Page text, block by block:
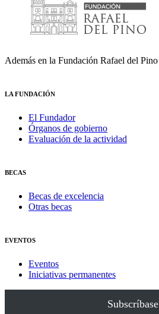
Además en la Fundación Rafael del Pino
LA FUNDACIÓN
El Fundador
Órganos de gobierno
Evaluación de la actividad
BECAS
Becas de excelencia
Otras becas
EVENTOS
Eventos
Iniciativas permanentes
Subscríbase